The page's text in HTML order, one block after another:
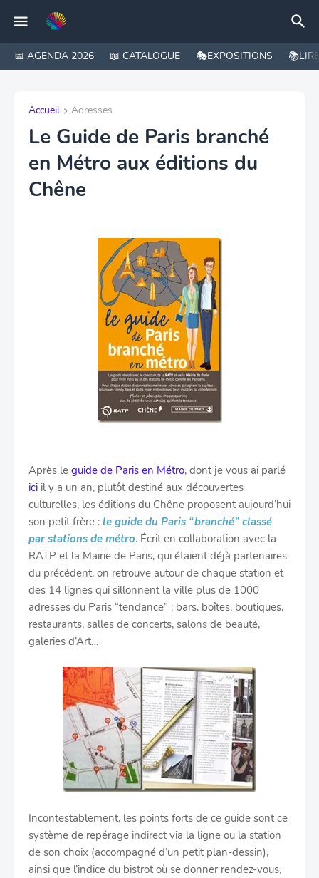
📅 AGENDA 2026 📖 CATALOGUE 🎭EXPOSITIONS 📚LIRE
Accueil Adresses
Le Guide de Paris branché
en Métro aux éditions du
Chêne
Après le guide de Paris en Métro, dont je vous ai parlé
ici il y a un an, plutôt destiné aux découvertes
culturelles, les éditions du Chêne proposent aujourd’hui
son petit frère : le guide du Paris “branché” classé
par stations de métro. Écrit en collaboration avec la
RATP et la Mairie de Paris, qui étaient déjà partenaires
du précédent, on retrouve autour de chaque station et
des 14 lignes qui sillonnent la ville plus de 1000
adresses du Paris “tendance” : bars, boîtes, boutiques,
restaurants, salles de concerts, salons de beauté,
galeries d’Art…
Incontestablement, les points forts de ce guide sont ce
système de repérage indirect via la ligne ou la station
de son choix (accompagné d’un petit plan-dessin),
ainsi que l’indice du bistrot où se donner rendez-vous,